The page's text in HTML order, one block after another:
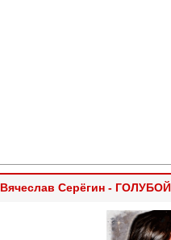
Вячеслав Серёгин -